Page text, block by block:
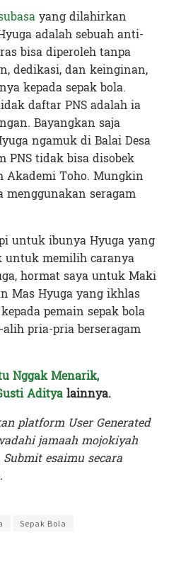
yang dilahirkan
adalah sebuah anti-
bisa diperoleh tanpa
dedikasi, dan keinginan,
kepada sepak bola.
daftar PNS adalah ia
Bayangkan saja
ngamuk di Balai Desa
PNS tidak bisa disobek
Akademi Toho. Mungkin
seragam
untuk ibunya Hyuga yang
untuk memilih caranya
hormat saya untuk Maki
Mas Hyuga yang ikhlas
pemain sepak bola
pria-pria berseragam
Nggak Menarik,
Adityalainnya.
platform User Generated
jamaah mojokiyah
esaimu secara
Sepak Bola